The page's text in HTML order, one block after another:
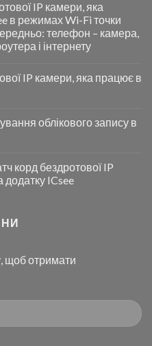
IP камери, яка
в режимах Wi-Fi точки
телефон – камера,
і інтернету
IP камери, яка працює в
облікового запису в
корд бездротової IP
ICsee
щоб отримати